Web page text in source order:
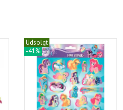
Udsolgt
-41%